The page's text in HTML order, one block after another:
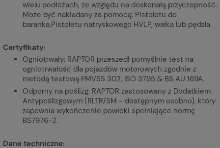
wielu podłożach, ze względu na doskonałą przyczepność.
Może być nakładany za pomocą: Pistoletu do
baranka,Pistoletu natryskowego HVLP, wałka lub pędzla.
Certyfikaty:
Ogniotrwały: RAPTOR przeszedł pomyślnie test na
ogniotrwałość dla pojazdów motorowych zgodnie z
metodą testową FMVSS 302, ISO 3795 & BS AU 169A.
Odporny na poślizg: RAPTOR zastosowany z Dodatkiem
Antypoślizgowym (RLTR/SM - dostępnym osobno), który
zapewnia wykończenie powłoki spełniające normę
BS7976-2.
Dane techniczne: